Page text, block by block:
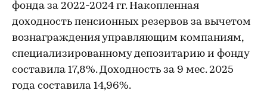
фонда за 2022-2024 гг. Накопленная
доходность пенсионных резервов за вычетом
вознаграждения управляющим компаниям,
специализированному депозитарию и фонду
составила 17,8%. Доходность за 9 мес. 2025
года составила 14,96%.